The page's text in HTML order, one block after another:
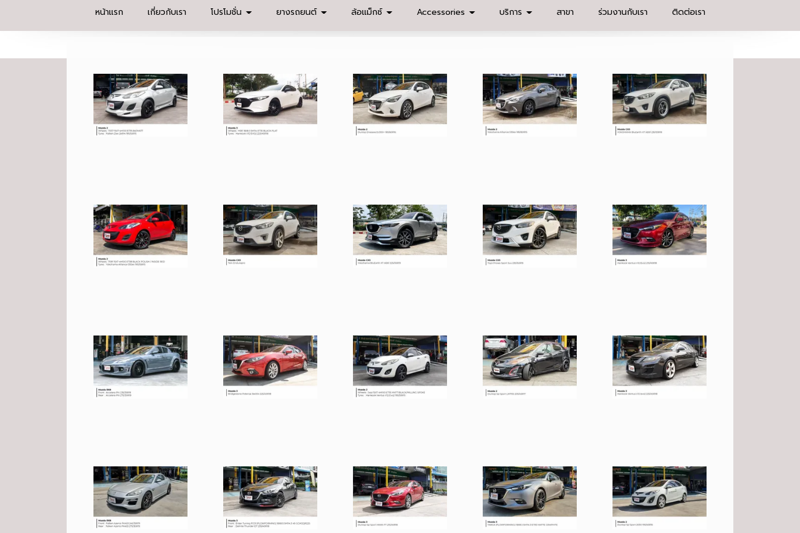
หน้าแรก เกี่ยวกับเรา โปรโมชั่น ยางรถยนต์ ล้อแม็กซ์ Accessories บริการ สาขา ร่วมงานกับเรา ติดต่อเรา